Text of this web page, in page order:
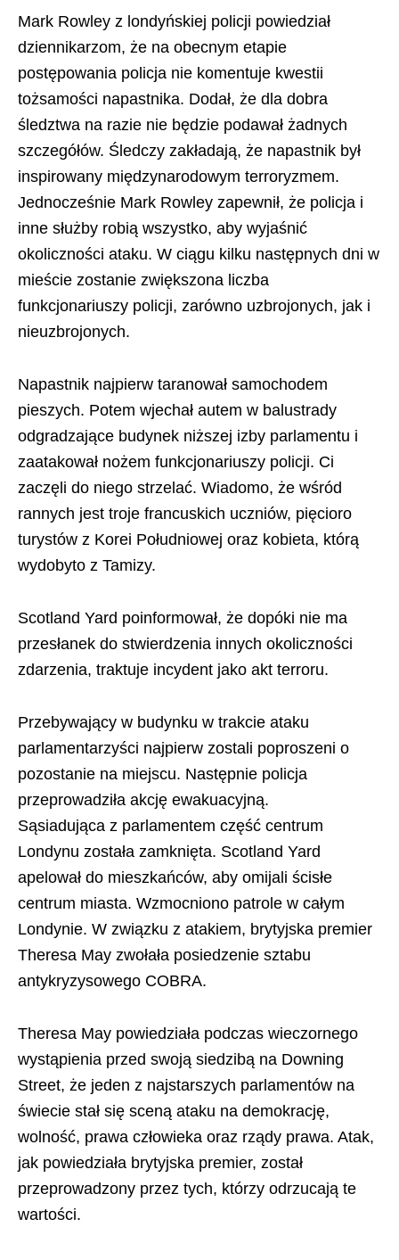
Mark Rowley z londyńskiej policji powiedział
dziennikarzom, że na obecnym etapie
postępowania policja nie komentuje kwestii
tożsamości napastnika. Dodał, że dla dobra
śledztwa na razie nie będzie podawał żadnych
szczegółów. Śledczy zakładają, że napastnik był
inspirowany międzynarodowym terroryzmem.
Jednocześnie Mark Rowley zapewnił, że policja i
inne służby robią wszystko, aby wyjaśnić
okoliczności ataku. W ciągu kilku następnych dni w
mieście zostanie zwiększona liczba
funkcjonariuszy policji, zarówno uzbrojonych, jak i
nieuzbrojonych.
Napastnik najpierw taranował samochodem
pieszych. Potem wjechał autem w balustrady
odgradzające budynek niższej izby parlamentu i
zaatakował nożem funkcjonariuszy policji. Ci
zaczęli do niego strzelać. Wiadomo, że wśród
rannych jest troje francuskich uczniów, pięcioro
turystów z Korei Południowej oraz kobieta, którą
wydobyto z Tamizy.
Scotland Yard poinformował, że dopóki nie ma
przesłanek do stwierdzenia innych okoliczności
zdarzenia, traktuje incydent jako akt terroru.
Przebywający w budynku w trakcie ataku
parlamentarzyści najpierw zostali poproszeni o
pozostanie na miejscu. Następnie policja
przeprowadziła akcję ewakuacyjną.
Sąsiadująca z parlamentem część centrum
Londynu została zamknięta. Scotland Yard
apelował do mieszkańców, aby omijali ścisłe
centrum miasta. Wzmocniono patrole w całym
Londynie. W związku z atakiem, brytyjska premier
Theresa May zwołała posiedzenie sztabu
antykryzysowego COBRA.
Theresa May powiedziała podczas wieczornego
wystąpienia przed swoją siedzibą na Downing
Street, że jeden z najstarszych parlamentów na
świecie stał się sceną ataku na demokrację,
wolność, prawa człowieka oraz rządy prawa. Atak,
jak powiedziała brytyjska premier, został
przeprowadzony przez tych, którzy odrzucają te
wartości.